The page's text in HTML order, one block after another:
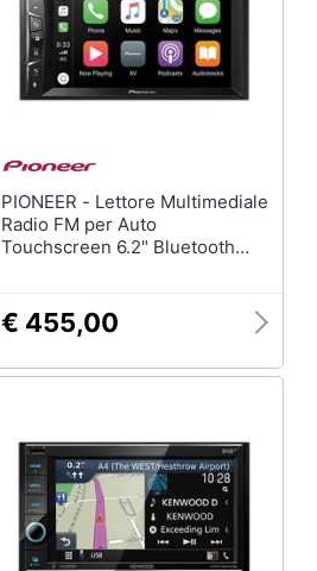
PIONEER - Lettore Multimediale
Radio FM per Auto
Touchscreen 6.2" Bluetooth
€ 455,00